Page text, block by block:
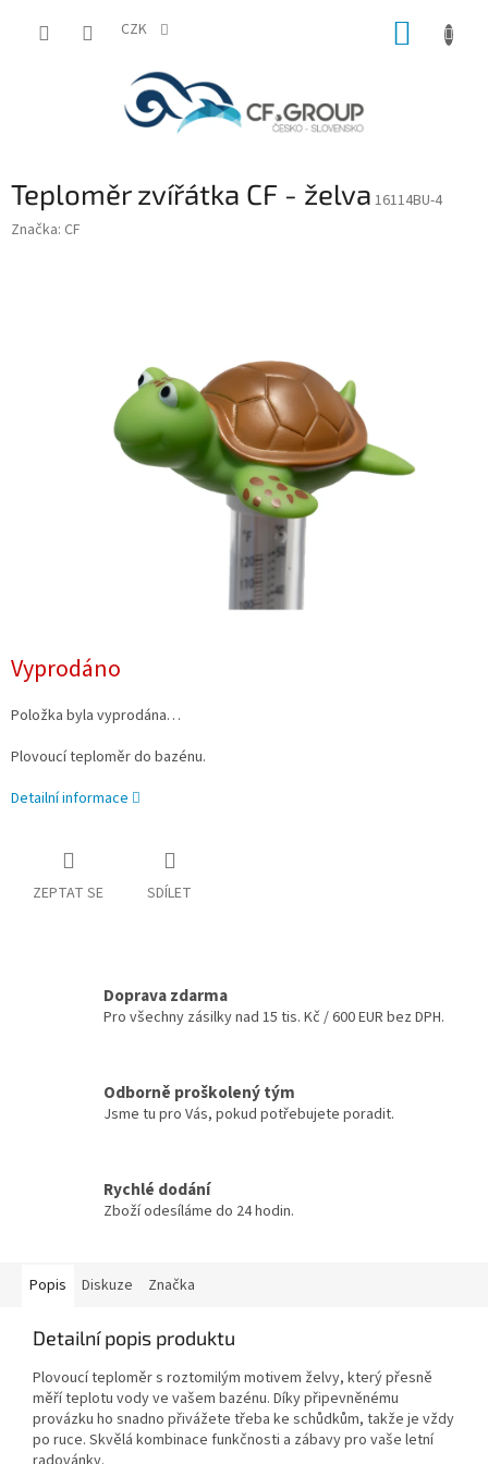
CZK
Teploměr zvířátka CF - želva 16114BU-4
Značka: CF
Vyprodáno
Položka byla vyprodána…
Plovoucí teploměr do bazénu.
Detailní informace
ZEPTAT SE SDÍLET
Doprava zdarma
Pro všechny zásilky nad 15 tis. Kč / 600 EUR bez DPH.
Odborně proškolený tým
Jsme tu pro Vás, pokud potřebujete poradit.
Rychlé dodání
Zboží odesíláme do 24 hodin.
Popis Diskuze Značka
Detailní popis produktu
Plovoucí teploměr s roztomilým motivem želvy, který přesně
měří teplotu vody ve vašem bazénu. Díky připevněnému
provázku ho snadno přivážete třeba ke schůdkům, takže je vždy
po ruce. Skvělá kombinace funkčnosti a zábavy pro vaše letní